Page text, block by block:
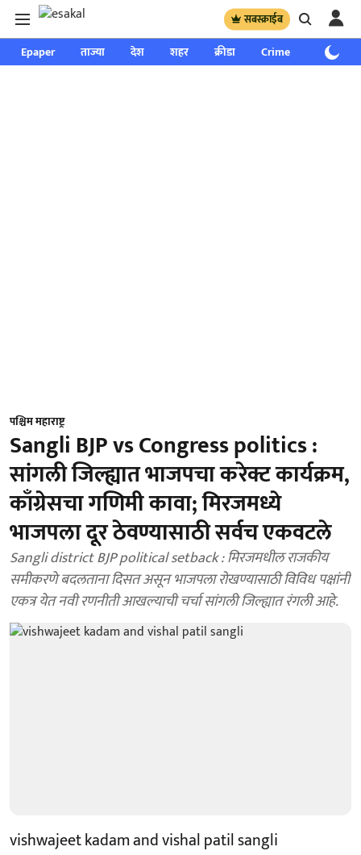
सबस्क्राईब
Epaper ताज्या देश शहर क्रीडा Crime साप्ताहिक
पश्चिम महाराष्ट्र
Sangli BJP vs Congress politics :
सांगली जिल्ह्यात भाजपचा करेक्ट कार्यक्रम,
काँग्रेसचा गणिमी कावा; मिरजमध्ये
भाजपला दूर ठेवण्यासाठी सर्वच एकवटले
Sangli district BJP political setback : मिरजमधील राजकीय
समीकरणे बदलताना दिसत असून भाजपला रोखण्यासाठी विविध पक्षांनी
एकत्र येत नवी रणनीती आखल्याची चर्चा सांगली जिल्ह्यात रंगली आहे.
vishwajeet kadam and vishal patil sangli